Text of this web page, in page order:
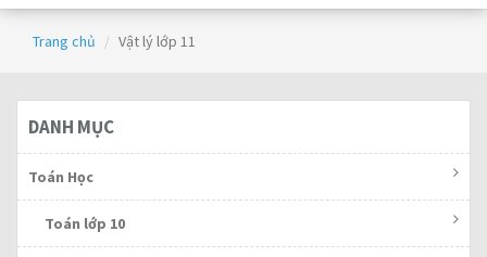
Trang chủ Vật lý lớp 11
DANH MỤC
Toán Học
Toán lớp 10